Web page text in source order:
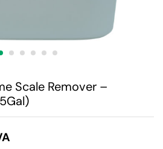
Scale Remover –